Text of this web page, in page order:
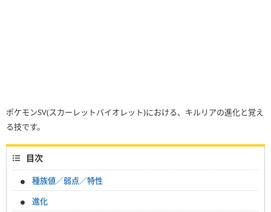
ポケモンSV(スカーレットバイオレット)における、キルリアの進化と覚え
る技です。
目次
種族値／弱点／特性
進化